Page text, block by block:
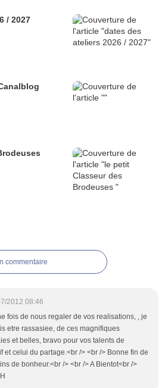
/ 2027
publié depuis Canalblog
commentaire
2012 08:46
fois de nous regaler de vos realisations, , je
etre rassasiee, de ces magnifiques
et belles, bravo pour vos talents de
et celui du partage.<br /> <br /> Bonne fin de
de bonheur.<br /> <br /> A Bientot<br />